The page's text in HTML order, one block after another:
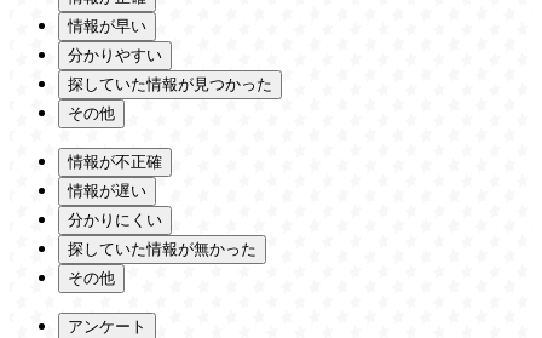
情報が早い
分かりやすい
探していた情報が見つかった
その他
情報が不正確
情報が遅い
分かりにくい
探していた情報が無かった
その他
アンケート